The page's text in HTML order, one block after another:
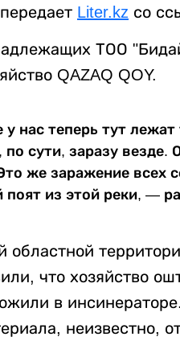
Liter.kz со
ТОО
QAZAQ QOY.
у нас теперь тут
по сути, заразу
же заражение всех
поят из этой реки, —
областной
что хозяйство
в
неизвестно,